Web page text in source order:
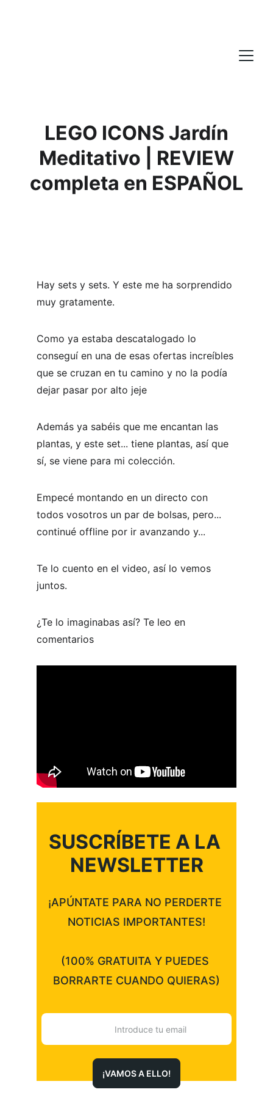
LEGO ICONS Jardín
Meditativo | REVIEW
completa en ESPAÑOL
Hay sets y sets. Y este me ha sorprendido
muy gratamente.
Como ya estaba descatalogado lo
conseguí en una de esas ofertas increíbles
que se cruzan en tu camino y no la podía
dejar pasar por alto jeje
Además ya sabéis que me encantan las
plantas, y este set... tiene plantas, así que
sí, se viene para mi colección.
Empecé montando en un directo con
todos vosotros un par de bolsas, pero...
continué offline por ir avanzando y...
Te lo cuento en el video, así lo vemos
juntos.
¿Te lo imaginabas así? Te leo en
comentarios
SUSCRÍBETE A LA
NEWSLETTER
¡APÚNTATE PARA NO PERDERTE
NOTICIAS IMPORTANTES!
(100% GRATUITA Y PUEDES
BORRARTE CUANDO QUIERAS)
¡VAMOS A ELLO!